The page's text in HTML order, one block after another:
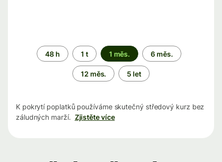
Časové
období
48 h 1 t 1 měs. 6 měs.
12 měs. 5 let
K pokrytí poplatků používáme skutečný středový kurz bez
záludných marží. Zjistěte více